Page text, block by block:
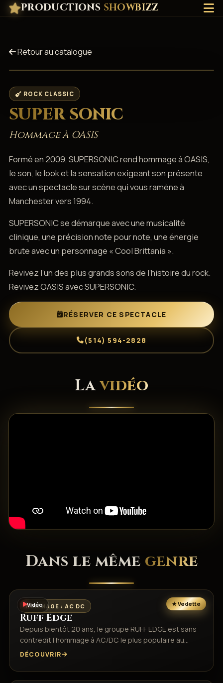
PRODUCTIONS SHOWBIZZ
Retour au catalogue
ROCK CLASSIC
SUPER SONIC
Hommage à OASIS
Formé en 2009, SUPERSONIC rend hommage à OASIS,
le son, le look et la sensation exigeant son présente
avec un spectacle sur scène qui vous ramène à
Manchester vers 1994.
SUPERSONIC se démarque avec une musicalité
clinique, une précision note pour note, une énergie
brute avec un personnage « Cool Brittania ».
Revivez l’un des plus grands sons de l’histoire du rock.
Revivez OASIS avec SUPERSONIC.
RÉSERVER CE SPECTACLE
(514) 594-2828
Lavidéo
Dans le même genre
Vidéo
HOMMAGE : AC DC
Ruff Edge
Depuis bientôt 20 ans, le groupe RUFF EDGE est sans
contredit l’hommage à AC/DC le plus populaire au…
DÉCOUVRIR